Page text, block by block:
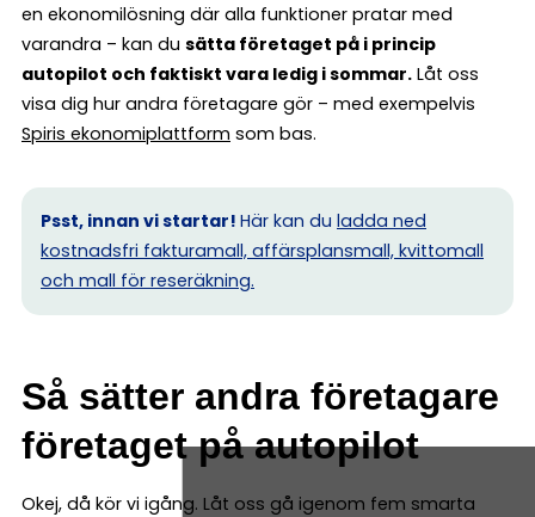
en ekonomilösning där alla funktioner pratar med
varandra – kan du sätta företaget på i princip
autopilot och faktiskt vara ledig i sommar. Låt oss
visa dig hur andra företagare gör – med exempelvis
Spiris ekonomiplattform som bas.
Psst, innan vi startar! Här kan du ladda ned
kostnadsfri fakturamall, affärsplansmall, kvittomall
och mall för reseräkning.
Så sätter andra företagare
företaget på autopilot
Okej, då kör vi igång. Låt oss gå igenom fem smarta